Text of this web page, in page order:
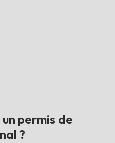
permis de
?